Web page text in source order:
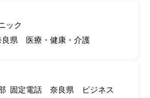
ック
良県 医療・健康・介護
固定電話 奈良県 ビジネス